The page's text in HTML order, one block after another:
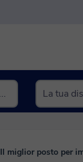
Il miglior posto per